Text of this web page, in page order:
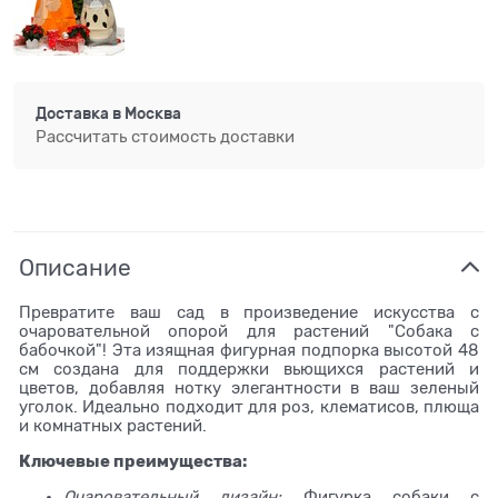
Доставка в Москва
Рассчитать стоимость доставки
Описание
Превратите ваш сад в произведение искусства с
очаровательной опорой для растений "Собака с
бабочкой"! Эта изящная фигурная подпорка высотой 48
см создана для поддержки вьющихся растений и
цветов, добавляя нотку элегантности в ваш зеленый
уголок. Идеально подходит для роз, клематисов, плюща
и комнатных растений.
Ключевые преимущества: